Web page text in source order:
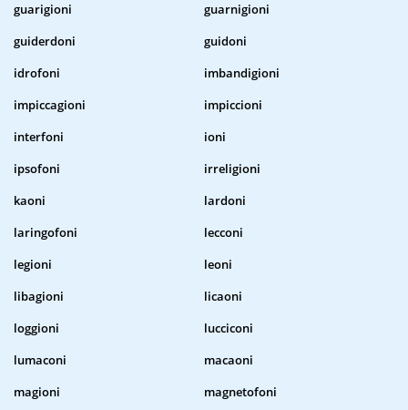
guarigioni
guarnigioni
guiderdoni
guidoni
idrofoni
imbandigioni
impiccagioni
impiccioni
interfoni
ioni
ipsofoni
irreligioni
kaoni
lardoni
laringofoni
lecconi
legioni
leoni
libagioni
licaoni
loggioni
lucciconi
lumaconi
macaoni
magioni
magnetofoni